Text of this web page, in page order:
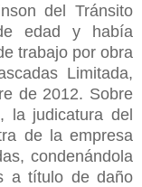
del Tránsito
edad y había
trabajo por obra
Limitada,
de 2012. Sobre
la judicatura del
de la empresa
condenándola
a título de daño